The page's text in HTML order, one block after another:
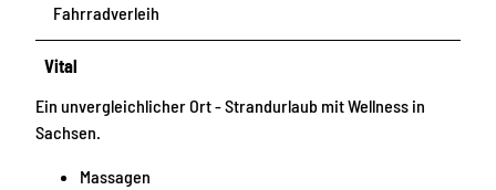
Fahrradverleih
Vital
Ein unvergleichlicher Ort - Strandurlaub mit Wellness in
Sachsen.
Massagen